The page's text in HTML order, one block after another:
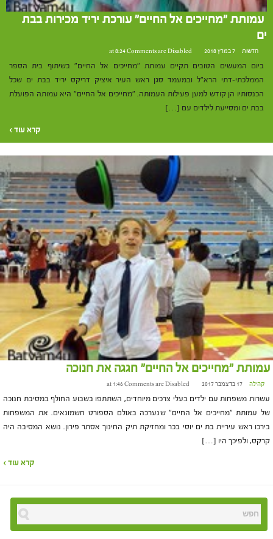
עמותת "מחייכים אל החיים" עורכת יריד מכירות בבת
ים
חדשות 7 במרץ 2018 at 8:24 Comments are Disabled
ביום המעשים הטובים תקיים עמותת "מחייכים אל החיים" בשיתוף בית הספר
הממלכתי-דתי הרא"ל ובמעמד סגן ראש העיר איציק דריקס יריד בבת ים שכל
הכנסותיו הן קודש למען פעילות העמותה. "מחייכים אל החיים" היא עמותה הפועלת
בבת ים ומסייעת לילדים עם […]
קרא עוד ›
עמותת "מחייכים אל החיים" חגגה את חנוכה
קהילה 17 בדצמבר 2017 at 1:46 Comments are Disabled
עשרות משפחות עם ילדים בעלי צרכים מיוחדים, השתתפו בשבוע החולף במסיבת חנוכה
של עמותת "מחייכים אל החיים" שנערכה באולם הספורט חשמונאים. את המשפחות
בירכו ראש עיריית בת ים יוסי בכר ומחזיקת תיק החינוך אסתר פירון. נושא המסיבה היה
קרקס, ולפיכך היו […]
קרא עוד ›